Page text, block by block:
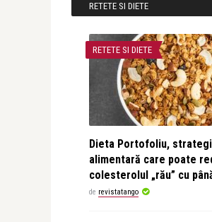
RETETE SI DIETE
RETETE SI DIETE
Dieta Portofoliu,
alimentară care poate
colesterolul „rău” cu
de revistatango